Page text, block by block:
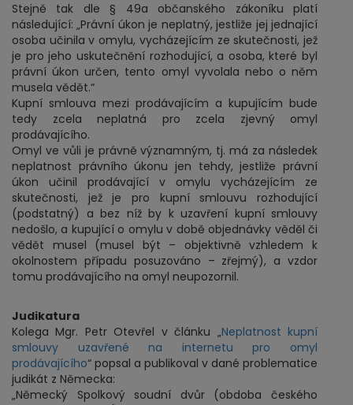
Stejně tak dle § 49a občanského zákoníku platí
následující: „Právní úkon je neplatný, jestliže jej jednající
osoba učinila v omylu, vycházejícím ze skutečnosti, jež
je pro jeho uskutečnění rozhodující, a osoba, které byl
právní úkon určen, tento omyl vyvolala nebo o něm
musela vědět.“
Kupní smlouva mezi prodávajícím a kupujícím bude
tedy zcela neplatná pro zcela zjevný omyl
prodávajícího.
Omyl ve vůli je právně významným, tj. má za následek
neplatnost právního úkonu jen tehdy, jestliže právní
úkon učinil prodávající v omylu vycházejícím ze
skutečnosti, jež je pro kupní smlouvu rozhodující
(podstatný) a bez níž by k uzavření kupní smlouvy
nedošlo, a kupující o omylu v době objednávky věděl či
vědět musel (musel být – objektivně vzhledem k
okolnostem případu posuzováno – zřejmý), a vzdor
tomu prodávajícího na omyl neupozornil.
Judikatura
Kolega Mgr. Petr Otevřel v článku „Neplatnost kupní
smlouvy uzavřené na internetu pro omyl
prodávajícího“ popsal a publikoval v dané problematice
judikát z Německa:
„Německý Spolkový soudní dvůr (obdoba českého